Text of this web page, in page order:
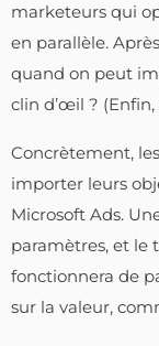
marketeurs qui
en parallèle.
quand on peut
clin d’œil ? (Enfin,
Concrètement,
importer leurs
Microsoft Ads.
paramètres, et le
fonctionnera de
sur la valeur,